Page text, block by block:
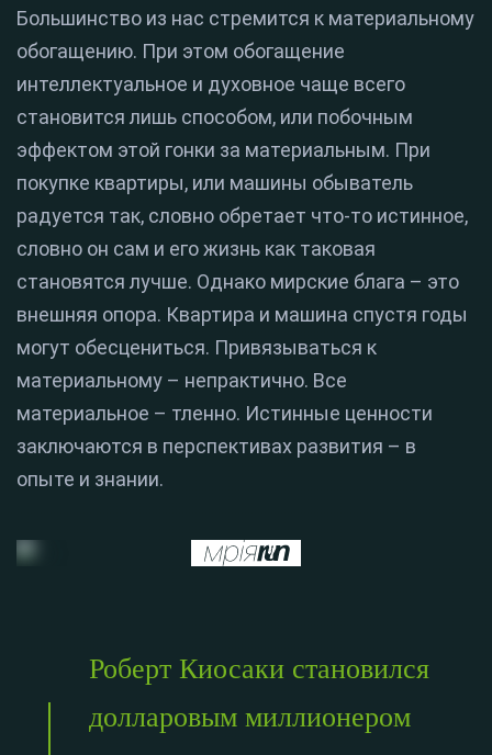
Большинство из нас стремится к материальному
обогащению. При этом обогащение
интеллектуальное и духовное чаще всего
становится лишь способом, или побочным
эффектом этой гонки за материальным. При
покупке квартиры, или машины обыватель
радуется так, словно обретает что-то истинное,
словно он сам и его жизнь как таковая
становятся лучше. Однако мирские блага – это
внешняя опора. Квартира и машина спустя годы
могут обесцениться. Привязываться к
материальному – непрактично. Все
материальное – тленно. Истинные ценности
заключаются в перспективах развития – в
опыте и знании.
Роберт Киосаки становился
долларовым миллионером